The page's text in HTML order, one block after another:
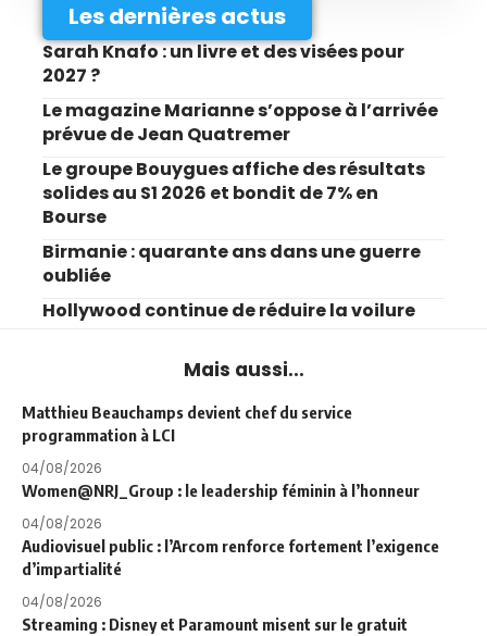
Les dernières actus
Sarah Knafo : un livre et des visées pour
2027 ?
Le magazine Marianne s’oppose à l’arrivée
prévue de Jean Quatremer
Le groupe Bouygues affiche des résultats
solides au S1 2026 et bondit de 7% en
Bourse
Birmanie : quarante ans dans une guerre
oubliée
Hollywood continue de réduire la voilure
Mais aussi...
Matthieu Beauchamps devient chef du service
programmation à LCI
04/08/2026
Women@NRJ_Group : le leadership féminin à l’honneur
04/08/2026
Audiovisuel public : l’Arcom renforce fortement l’exigence
d’impartialité
04/08/2026
Streaming : Disney et Paramount misent sur le gratuit